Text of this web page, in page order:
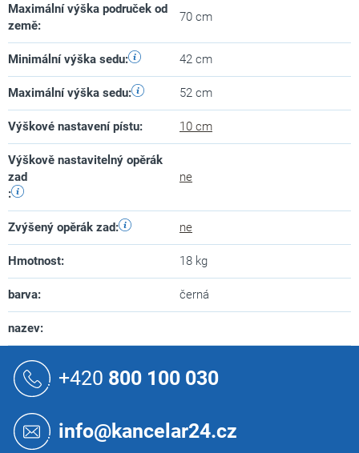
Maximální výška područek od
země:
70 cm
Minimální výška sedu: 42 cm
Maximální výška sedu: 52 cm
Výškové nastavení pístu: 10 cm
Výškově nastavitelný opěrák
zad
:
ne
Zvýšený opěrák zad: ne
Hmotnost: 18 kg
barva: černá
nazev:
+420 800 100 030
info@kancelar24.cz